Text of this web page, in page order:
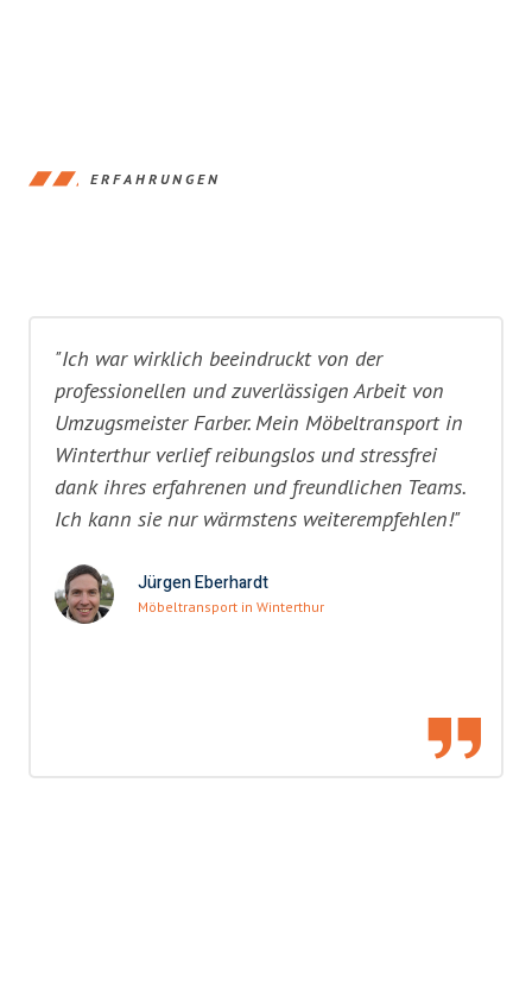
ERFAHRUNGEN
"Ich war wirklich beeindruckt von der
professionellen und zuverlässigen Arbeit von
Umzugsmeister Farber. Mein Möbeltransport in
Winterthur verlief reibungslos und stressfrei
dank ihres erfahrenen und freundlichen Teams.
Ich kann sie nur wärmstens weiterempfehlen!"
Jürgen Eberhardt
Möbeltransport in Winterthur